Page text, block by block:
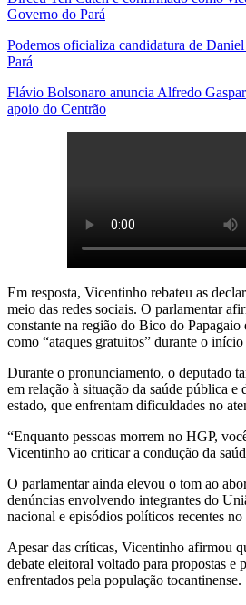
Governo do Pará
Podemos oficializa candidatura de
Pará
Flávio Bolsonaro anuncia Alfredo
apoio do Centrão
Em resposta, Vicentinho rebateu as
meio das redes sociais. O parlamentar
constante na região do Bico do
como “ataques gratuitos” durante o
Durante o pronunciamento, o deputado
em relação à situação da saúde pública e
estado, que enfrentam dificuldades no
“Enquanto pessoas morrem no HGP,
Vicentinho ao criticar a condução da
O parlamentar ainda elevou o tom ao
denúncias envolvendo integrantes do
nacional e episódios políticos recentes no
Apesar das críticas, Vicentinho afirmou
debate eleitoral voltado para propostas e
enfrentados pela população tocantinense.